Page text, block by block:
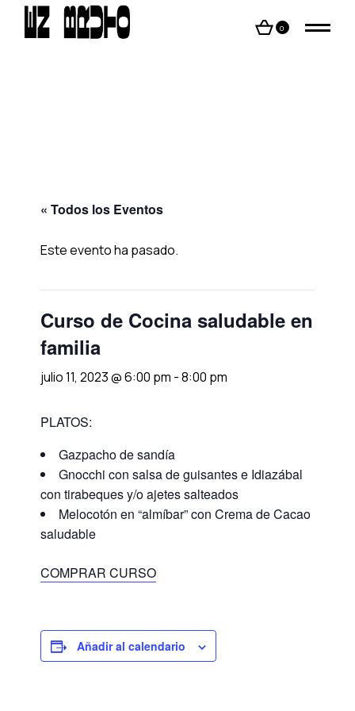
content
0
« Todos los Eventos
Este evento ha pasado.
Curso de Cocina saludable en
familia
julio 11, 2023 @ 6:00 pm -8:00 pm
PLATOS:
Gazpacho de sandía
Gnocchi con salsa de guisantes e Idiazábal
con tirabeques y/o ajetes salteados
Melocotón en “almíbar” con Crema de Cacao
saludable
COMPRAR CURSO
Añadir al calendario